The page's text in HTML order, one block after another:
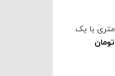
ساختمان ۱۳۵ متری با یک